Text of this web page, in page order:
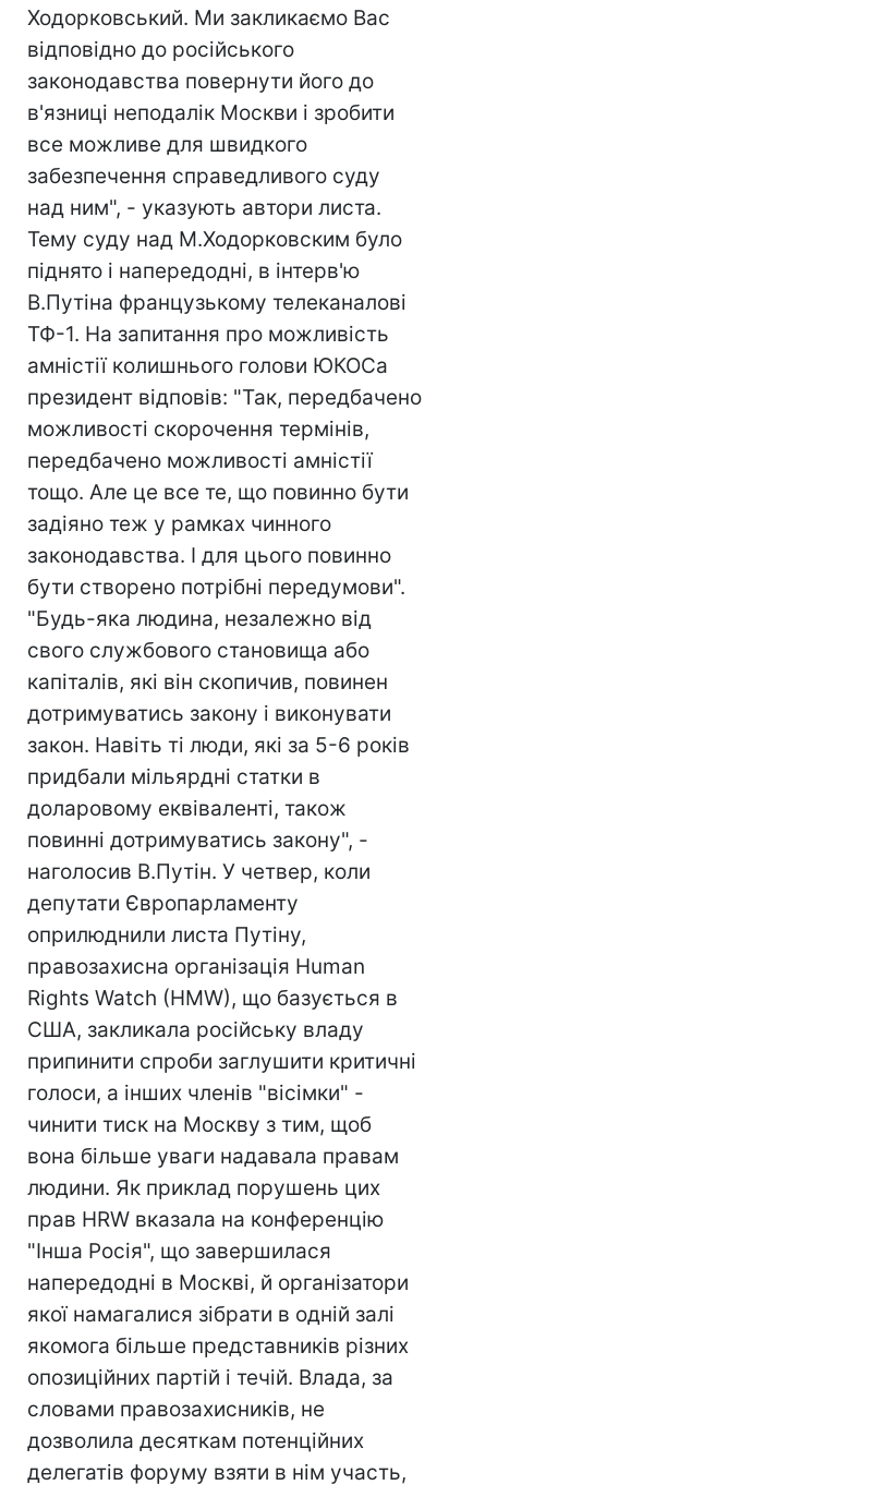
Ходорковський. Ми закликаємо Вас
відповідно до російського
законодавства повернути його до
в'язниці неподалік Москви і зробити
все можливе для швидкого
забезпечення справедливого суду
над ним", - указують автори листа.
Тему суду над М.Ходорковским було
піднято і напередодні, в інтерв'ю
В.Путіна французькому телеканалові
ТФ-1. На запитання про можливість
амністії колишнього голови ЮКОСа
президент відповів: "Так, передбачено
можливості скорочення термінів,
передбачено можливості амністії
тощо. Але це все те, що повинно бути
задіяно теж у рамках чинного
законодавства. І для цього повинно
бути створено потрібні передумови".
"Будь-яка людина, незалежно від
свого службового становища або
капіталів, які він скопичив, повинен
дотримуватись закону і виконувати
закон. Навіть ті люди, які за 5-6 років
придбали мільярдні статки в
доларовому еквіваленті, також
повинні дотримуватись закону", -
наголосив В.Путін. У четвер, коли
депутати Європарламенту
оприлюднили листа Путіну,
правозахисна організація Human
Rights Watch (HMW), що базується в
США, закликала російську владу
припинити спроби заглушити критичні
голоси, а інших членів "вісімки" -
чинити тиск на Москву з тим, щоб
вона більше уваги надавала правам
людини. Як приклад порушень цих
прав HRW вказала на конференцію
"Інша Росія", що завершилася
напередодні в Москві, й організатори
якої намагалися зібрати в одній залі
якомога більше представників різних
опозиційних партій і течій. Влада, за
словами правозахисників, не
дозволила десяткам потенційних
делегатів форуму взяти в нім участь,